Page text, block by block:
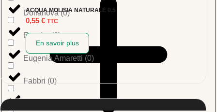
Dolianova(0)
Estathe(0)
Eugenia Amaretti (0)
Fabbri (0)
ACQUA MOLISIA NATURALE 0.5
0,55 € TTC
En savoir plus